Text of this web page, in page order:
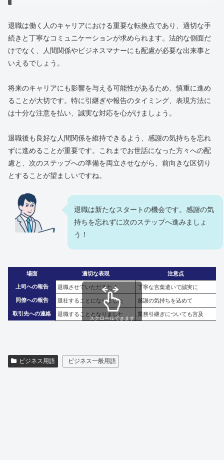
退職は働く人のキャリアにおける重要な転換点であり、適切な手
続きと丁寧なコミュニケーションが求められます。法的な側面だ
けでなく、人間関係やビジネスマナーにも配慮が必要な出来事と
いえるでしょう。
将来のキャリアにも影響を与える可能性があるため、慎重に進め
ることが大切です。特に引継ぎや報告のタイミング、表現方法に
は十分な注意を払い、誠実な対応を心がけましょう。
退職後も良好な人間関係を維持できるよう、感謝の気持ちを忘れ
ずに進めることが重要です。これまでお世話になった方々への配
慮と、次のステップへの準備を両立させながら、前向きな区切り
とすることが望ましいですね。
退職は新たなスタートの機会です。感謝の気
持ちを忘れずに次のステップへ進みましょ
う！
場面 適切な表現 注意点
上司への報告 退職させていただきたく 丁寧な言葉遣いで誠実に
同僚への報告 退社することになりました 感謝の気持ちを込めて
取引先への連絡 退職することとなりました 業務引継ぎについても言及
スクロールできます
ビジネス用語 ビジネス一般用語